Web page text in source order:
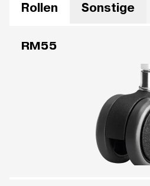
Rollen Sonstige
RM55